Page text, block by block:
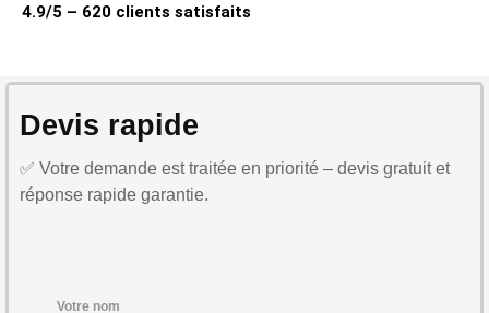
4.9/5 – 620 clients satisfaits
Devis rapide
✅ Votre demande est traitée en priorité – devis gratuit et
réponse rapide garantie.
Votre nom